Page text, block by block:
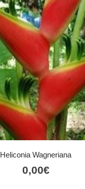
Heliconia Wagneriana
0,00€